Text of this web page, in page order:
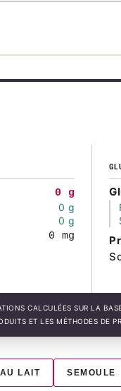
0 g
0 g
0 g
0 mg
CALCULÉES SUR LA
ET LES MÉTHODES DE
LAIT SEMOULE